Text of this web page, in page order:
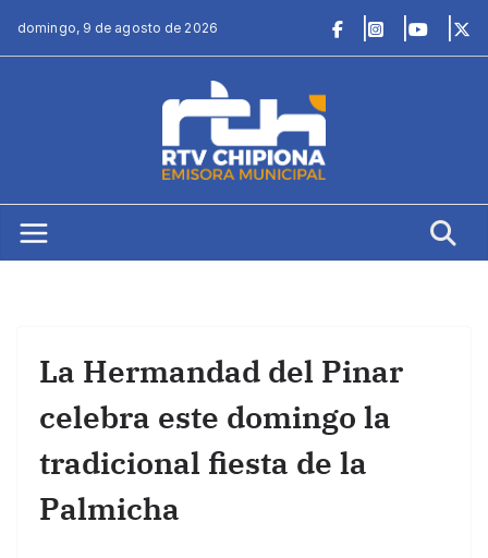
domingo, 9 de agosto de 2026
La Hermandad del Pinar
celebra este domingo la
tradicional fiesta de la
Palmicha